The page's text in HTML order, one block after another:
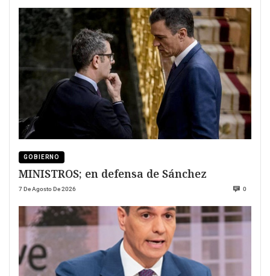
GOBIERNO
MINISTROS; en defensa de Sánchez
7 De Agosto De 2026 0